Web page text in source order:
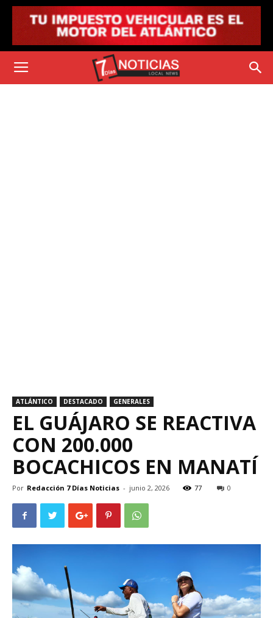
ATLÁNTICO DESTACADO GENERALES
EL GUÁJARO SE REACTIVA
CON 200.000
BOCACHICOS EN MANATÍ
Por Redacción 7 Días Noticias - junio 2, 2026 77 0